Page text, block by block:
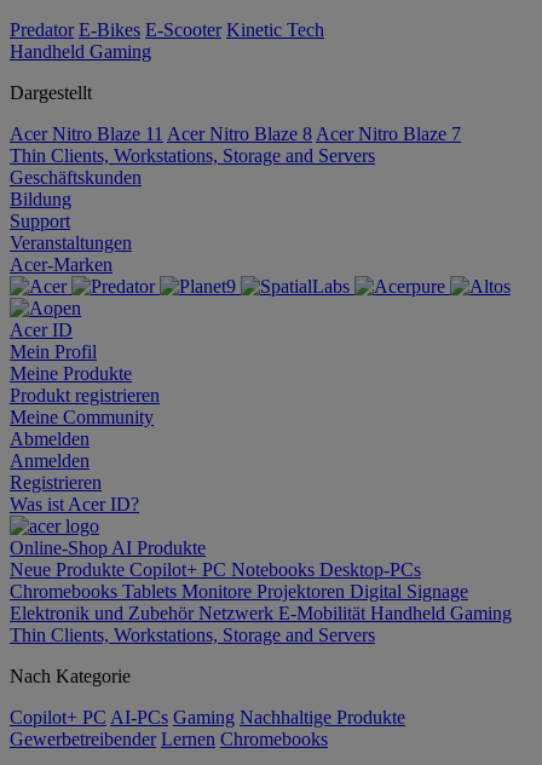
Predator E-Bikes E-Scooter Kinetic Tech
Handheld Gaming
Dargestellt
Acer Nitro Blaze 11 Acer Nitro Blaze 8 Acer Nitro Blaze 7
Thin Clients, Workstations, Storage and Servers
Geschäftskunden
Bildung
Support
Veranstaltungen
Acer-Marken
Acer ID
Mein Profil
Meine Produkte
Produkt registrieren
Meine Community
Abmelden
Anmelden
Registrieren
Was ist Acer ID?
Online-Shop AI Produkte
Neue Produkte Copilot+ PC Notebooks Desktop-PCs
Chromebooks Tablets Monitore Projektoren Digital Signage
Elektronik und ZubehörNetzwerk E-Mobilität Handheld Gaming
Thin Clients, Workstations, Storage and Servers
Nach Kategorie
Copilot+ PC AI-PCs Gaming Nachhaltige Produkte
Gewerbetreibender Lernen Chromebooks